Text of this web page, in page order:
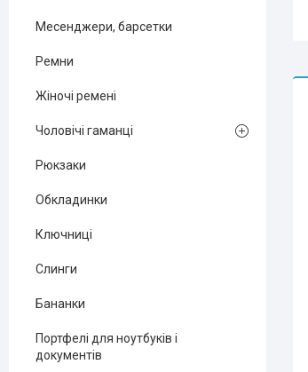
Месенджери, барсетки
Ремни
Жіночі ремені
Чоловічі гаманці
Рюкзаки
Обкладинки
Ключниці
Слинги
Бананки
Портфелі для ноутбуків і
документів